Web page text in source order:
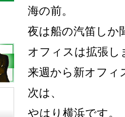
海の前。
夜は船の汽笛しか
オフィスは拡張し
来週から新オフィ
次は、
やはり横浜です。